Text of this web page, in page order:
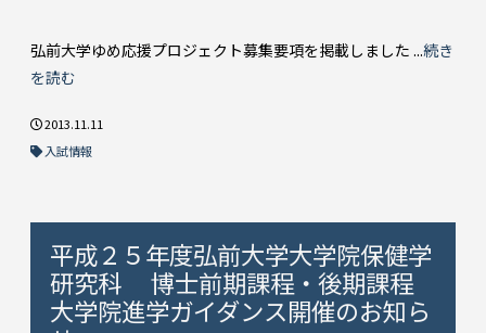
弘前大学ゆめ応援プロジェクト募集要項を掲載しました ...続き
を読む
2013.11.11
入試情報
平成２５年度弘前大学大学院保健学
研究科 博士前期課程・後期課程
大学院進学ガイダンス開催のお知ら